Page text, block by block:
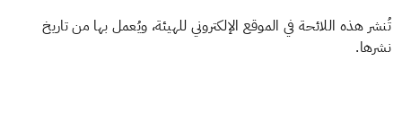
تُنشر هذه اللائحة في الموقع الإلكتروني للهيئة، ويُعمل بها من تاريخ
نشرها.